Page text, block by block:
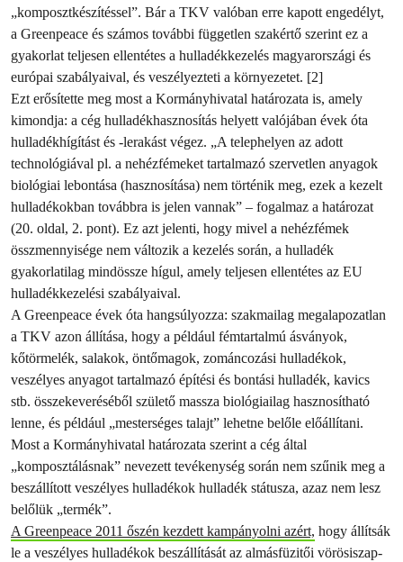
„komposztkészítéssel”. Bár a TKV valóban erre kapott engedélyt,
a Greenpeace és számos további független szakértő szerint ez a
gyakorlat teljesen ellentétes a hulladékkezelés magyarországi és
európai szabályaival, és veszélyezteti a környezetet. [2]
Ezt erősítette meg most a Kormányhivatal határozata is, amely
kimondja: a cég hulladékhasznosítás helyett valójában évek óta
hulladékhígítást és -lerakást végez. „A telephelyen az adott
technológiával pl. a nehézfémeket tartalmazó szervetlen anyagok
biológiai lebontása (hasznosítása) nem történik meg, ezek a kezelt
hulladékokban továbbra is jelen vannak” – fogalmaz a határozat
(20. oldal, 2. pont). Ez azt jelenti, hogy mivel a nehézfémek
összmennyisége nem változik a kezelés során, a hulladék
gyakorlatilag mindössze hígul, amely teljesen ellentétes az EU
hulladékkezelési szabályaival.
A Greenpeace évek óta hangsúlyozza: szakmailag megalapozatlan
a TKV azon állítása, hogy a például fémtartalmú ásványok,
kőtörmelék, salakok, öntőmagok, zománcozási hulladékok,
veszélyes anyagot tartalmazó építési és bontási hulladék, kavics
stb. összekeveréséből születő massza biológiailag hasznosítható
lenne, és például „mesterséges talajt” lehetne belőle előállítani.
Most a Kormányhivatal határozata szerint a cég által
„komposztálásnak” nevezett tevékenység során nem szűnik meg a
beszállított veszélyes hulladékok hulladék státusza, azaz nem lesz
belőlük „termék”.
A Greenpeace 2011 őszén kezdett kampányolni azért, hogy állítsák
le a veszélyes hulladékok beszállítását az almásfüzitői vörösiszap-